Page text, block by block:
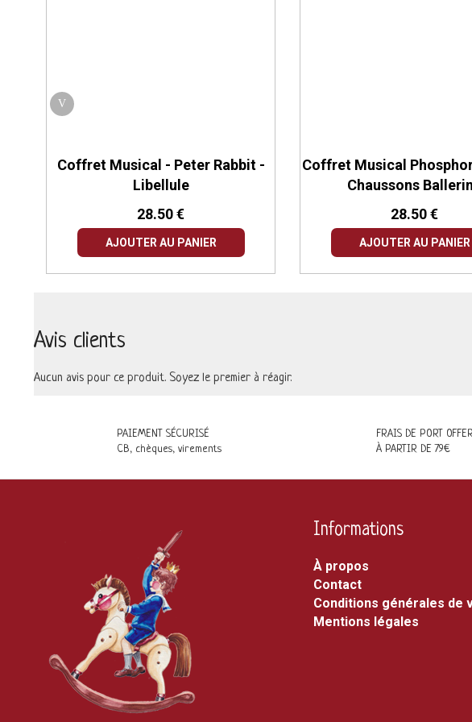
Coffret Musical - Peter Rabbit -
Libellule
28.50 €
AJOUTER AU PANIER
Coffret Musical
Chaussons
28.50 €
AJOUTER AU PANIER
Avis clients
Aucun avis pour ce produit. Soyez le premier à réagir.
PAIEMENT SÉCURISÉ
CB, chèques, virements
FRAIS DE PORT
À PARTIR DE 79€
Informations
À propos
Contact
Conditions générales de
Mentions légales